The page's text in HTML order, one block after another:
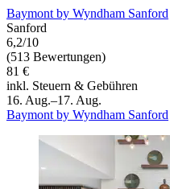
Baymont by Wyndham Sanford
Sanford
6,2/10
(513 Bewertungen)
81 €
inkl. Steuern & Gebühren
16. Aug.–17. Aug.
Baymont by Wyndham Sanford